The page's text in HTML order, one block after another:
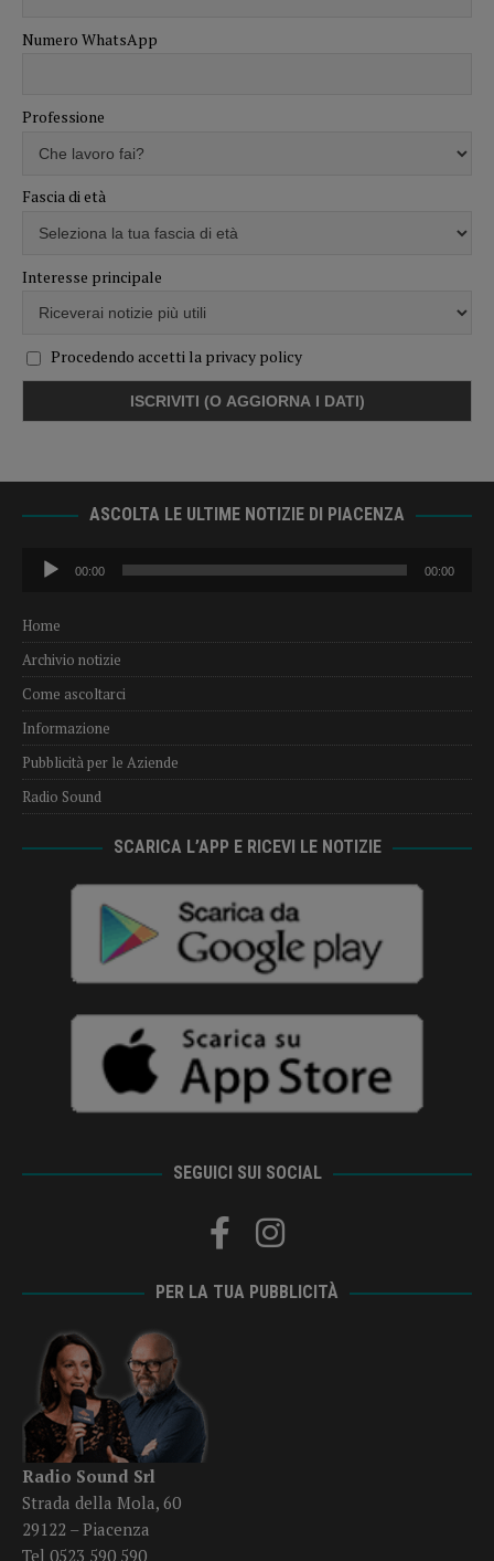
Numero WhatsApp
Professione
Fascia di età
Interesse principale
Procedendo accetti la privacy policy
ASCOLTA LE ULTIME NOTIZIE DI PIACENZA
Audio
Player
00:00 00:00
Home
Archivio notizie
Come ascoltarci
Informazione
Pubblicità per le Aziende
Radio Sound
SCARICA L’APP E RICEVI LE NOTIZIE
SEGUICI SUI SOCIAL
PER LA TUA PUBBLICITÀ
Radio Sound Srl
Strada della Mola, 60
29122 – Piacenza
Tel 0523 590 590